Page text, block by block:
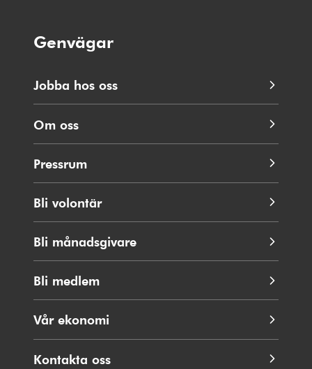
Genvägar
Jobba hos oss
Om oss
Pressrum
Bli volontär
Bli månadsgivare
Bli medlem
Vår ekonomi
Kontakta oss